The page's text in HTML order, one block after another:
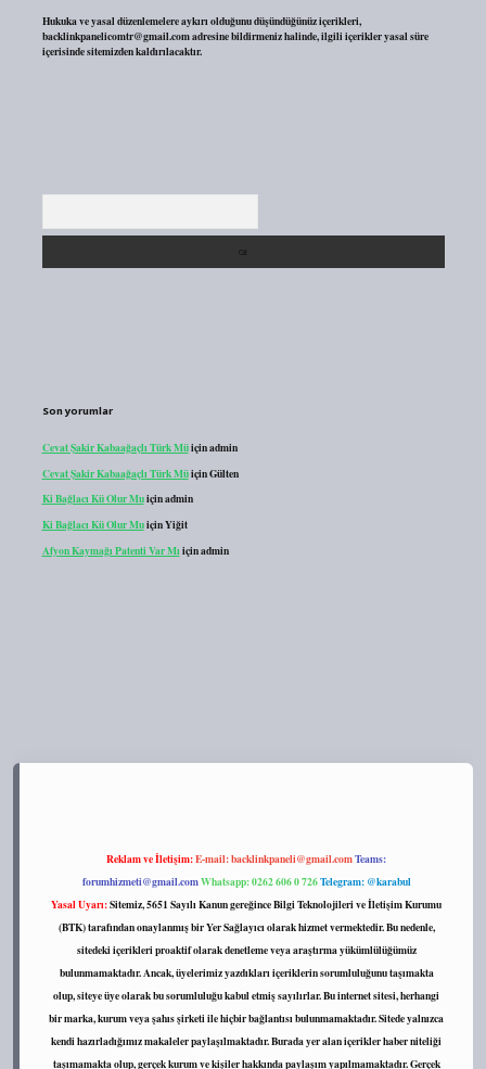
Hukuka ve yasal düzenlemelere aykırı olduğunu düşündüğünüz içerikleri,
backlinkpanelicomtr@gmail.comadresine bildirmeniz halinde, ilgili içerikler yasal süre
içerisinde sitemizden kaldırılacaktır.
Son yorumlar
Cevat Şakir Kabaağaçlı Türk Müiçinadmin
Cevat Şakir Kabaağaçlı Türk MüiçinGülten
Ki Bağlacı Kü Olur Muiçinadmin
Ki Bağlacı Kü Olur MuiçinYiğit
Afyon Kaymağı Patenti Var Mı içinadmin
Reklam ve İletişim:E-mail:backlinkpaneli@gmail.comTeams:
forumhizmeti@gmail.comWhatsapp: 0262 606 0 726Telegram: @karabul
Yasal Uyarı:Sitemiz, 5651 Sayılı Kanun gereğince Bilgi Teknolojileri ve İletişim Kurumu
(BTK) tarafından onaylanmış bir Yer Sağlayıcı olarak hizmet vermektedir. Bu nedenle,
sitedeki içerikleri proaktif olarak denetleme veya araştırma yükümlülüğümüz
bulunmamaktadır. Ancak, üyelerimiz yazdıkları içeriklerin sorumluluğunu taşımakta
olup, siteye üye olarak bu sorumluluğu kabul etmiş sayılırlar. Bu internet sitesi, herhangi
bir marka, kurum veya şahıs şirketi ile hiçbir bağlantısı bulunmamaktadır. Sitede yalnızca
kendi hazırladığımız makaleler paylaşılmaktadır. Burada yer alan içerikler haber niteliği
taşımamakta olup, gerçek kurum ve kişiler hakkında paylaşım yapılmamaktadır. Gerçek